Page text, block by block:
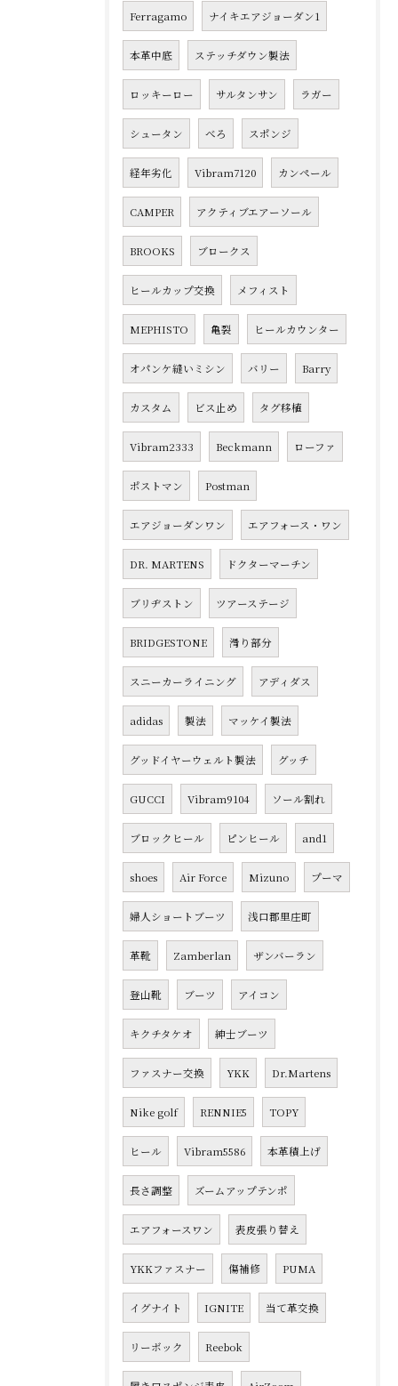
Ferragamo ナイキエアジョーダン1
本革中底 ステッチダウン製法
ロッキーロー サルタンサン ラガー
シュータン べろ スポンジ
経年劣化 Vibram7120 カンペール
CAMPER アクティブエアーソール
BROOKS ブロークス
ヒールカップ交換 メフィスト
MEPHISTO 亀裂 ヒールカウンター
オパンケ縫いミシン バリー Barry
カスタム ビス止め タグ移植
Vibram2333 Beckmann ローファ
ポストマン Postman
エアジョーダンワン エアフォース・ワン
DR. MARTENS ドクターマーチン
ブリヂストン ツアーステージ
BRIDGESTONE 滑り部分
スニーカーライニング アディダス
adidas 製法 マッケイ製法
グッドイヤーウェルト製法 グッチ
GUCCI Vibram9104 ソール割れ
ブロックヒール ピンヒール and1
shoes Air Force Mizuno プーマ
婦人ショートブーツ 浅口郡里庄町
革靴 Zamberlan ザンバーラン
登山靴 ブーツ アイコン
キクチタケオ 紳士ブーツ
ファスナー交換 YKK Dr.Martens
Nike golf RENNIE5 TOPY
ヒール Vibram5586 本革積上げ
長さ調整 ズームアップテンポ
エアフォースワン 表皮張り替え
YKKファスナー 傷補修 PUMA
イグナイト IGNITE 当て革交換
リーボック Reebok